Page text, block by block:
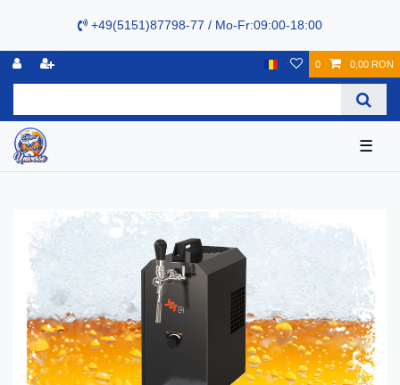
+49(5151)87798-77 / Mo-Fr:09:00-18:00
0 0,00 RON
☰